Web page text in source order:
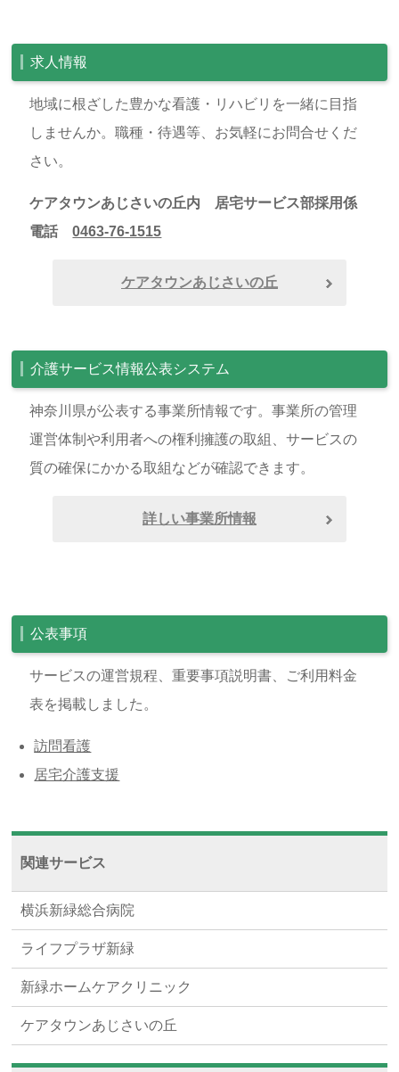
求人情報
地域に根ざした豊かな看護・リハビリを一緒に目指
しませんか。職種・待遇等、お気軽にお問合せくだ
さい。
ケアタウンあじさいの丘内 居宅サービス部採用係
電話0463-76-1515
ケアタウンあじさいの丘
介護サービス情報公表システム
神奈川県が公表する事業所情報です。事業所の管理
運営体制や利用者への権利擁護の取組、サービスの
質の確保にかかる取組などが確認できます。
詳しい事業所情報
公表事項
サービスの運営規程、重要事項説明書、ご利用料金
表を掲載しました。
訪問看護
居宅介護支援
関連サービス
横浜新緑総合病院
ライフプラザ新緑
新緑ホームケアクリニック
ケアタウンあじさいの丘